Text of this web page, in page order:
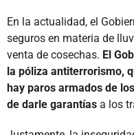
En la actualidad, el
seguros en materia de
venta de cosechas. El
la póliza antiterrorismo,
hay paros armados de
de darle garantías a los